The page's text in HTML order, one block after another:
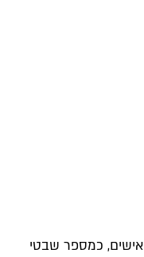
עיריית תל אביב-יפו מעניקה את תואר יקיר העיר מדי שנה, מאז 1976, לאישים שונים כאות הוקרה על פועלם הציבורי. התואר מוענק אחת לשנה בטקס ביום העצמאות ל-12 אישים, כמספר שבטי